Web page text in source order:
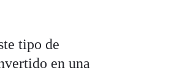
tipo de
en una